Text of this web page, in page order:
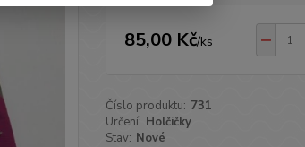
85,00 Kč/ks
Číslo produktu: 731
Určení: Holčičky
Stav: Nové